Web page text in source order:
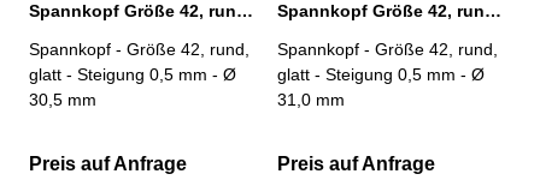
Spannkopf Größe 42, rund, glatt, Ø 30,5 mm
Spannkopf - Größe 42, rund,
glatt - Steigung 0,5 mm - Ø
30,5 mm
Preis auf Anfrage
Spannkopf Größe 42, rund, glatt, Ø 31,0 mm
Spannkopf - Größe 42, rund,
glatt - Steigung 0,5 mm - Ø
31,0 mm
Preis auf Anfrage